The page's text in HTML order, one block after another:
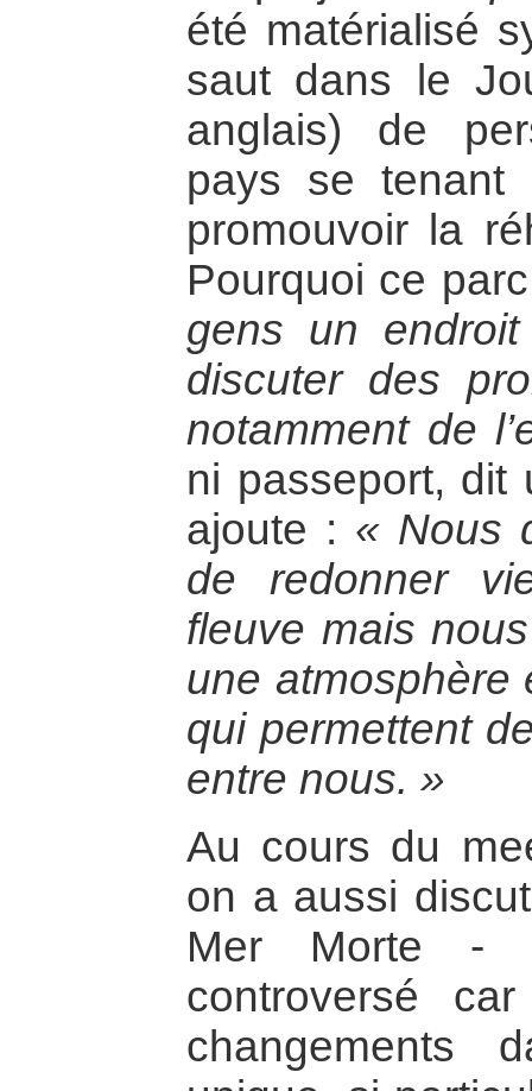
été matérialisé
saut dans le
anglais) de
pays se
promouvoir la
Pourquoi ce
gens un
discuter des
notamment de
ni passeport, dit
ajoute : « Nous
de redonner
fleuve mais
une atmosphère
qui permettent
entre nous. »
Au cours du
on a aussi
Mer Morte -
controversé
changements